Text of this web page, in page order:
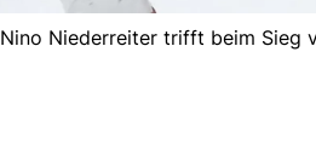
Nino Niederreiter trifft beim Sieg